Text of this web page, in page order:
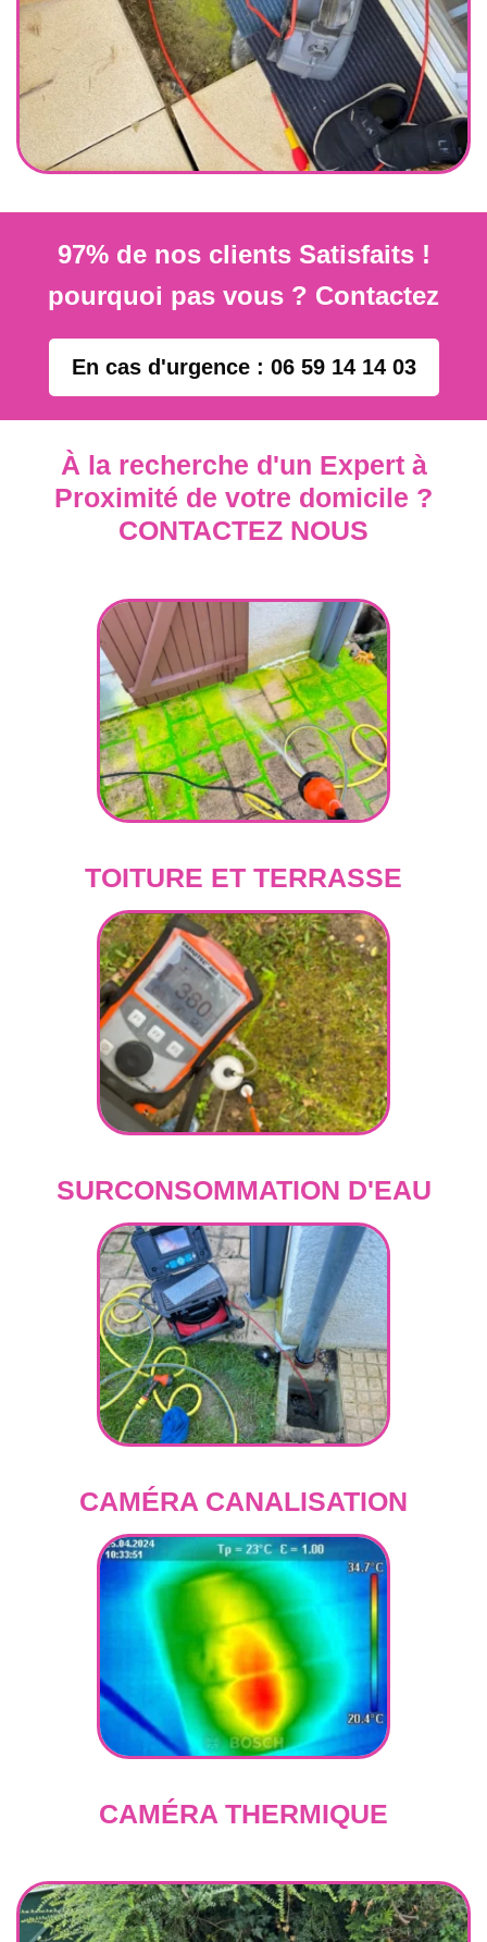
97% de nos clients Satisfaits !
pourquoi pas vous ? Contactez
En cas d'urgence : 06 59 14 14 03
À la recherche d'un Expert à
Proximité de votre domicile ?
CONTACTEZ NOUS
TOITURE ET TERRASSE
SURCONSOMMATION D'EAU
CAMÉRA CANALISATION
CAMÉRA THERMIQUE